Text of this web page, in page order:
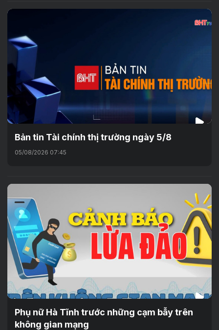
Bản tin Tài chính thị trường ngày 5/8
05/08/2026 07:45
Phụ nữ Hà Tĩnh trước những cạm bẫy trên
không gian mạng